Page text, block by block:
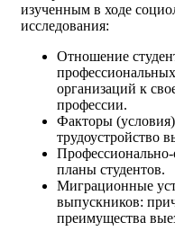
изученным в ходе
исследования:
Отношение
организаций к
профессии.
Факторы
трудоустройство
Профессионально-
планы студентов.
Миграционные
выпускников:
преимущества